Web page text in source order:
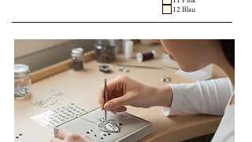
EPS56320 Brigitte Suter
Feldgrabenstrasse 3
79725 Laufenburg
Deutschland
Wir können es kaum erwarten, dein ganz
persönliches Schmuckstück zum Leben zu
erwecken.
12 Blau